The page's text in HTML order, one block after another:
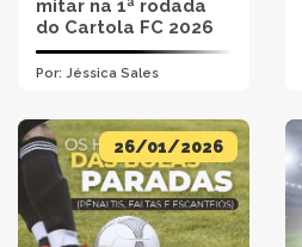
mitar na 1ª rodada
do Cartola FC 2026
Por: Jéssica Sales
26/01/2026